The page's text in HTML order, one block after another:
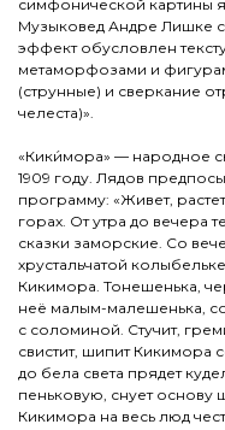
симфонической картины
Музыковед Андре Лишке
эффект обусловлен
метаморфозами и
(струнные) и сверкание
челеста)».
«Кики́мора» — народное
1909 году. Лядов
программу: «Живет,
горах. От утра до вечера
сказки заморские. Со
хрустальчатой
Кикимора. Тонешенька,
неё малым-малешенька,
с соломиной. Стучит,
свистит, шипит Кикимора
до бела света прядет
пеньковую, снует основу
Кикимора на весь люд